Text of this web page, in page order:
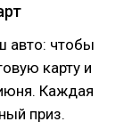
авто: чтобы
карту и
Каждая
приз.